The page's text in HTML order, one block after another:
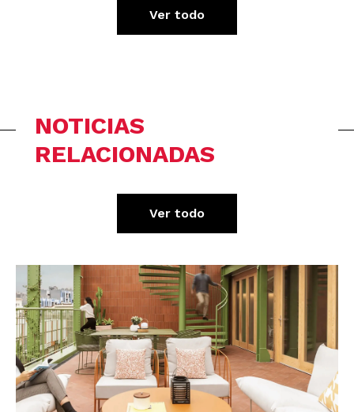
Ver todo
NOTICIAS
RELACIONADAS
Ver todo